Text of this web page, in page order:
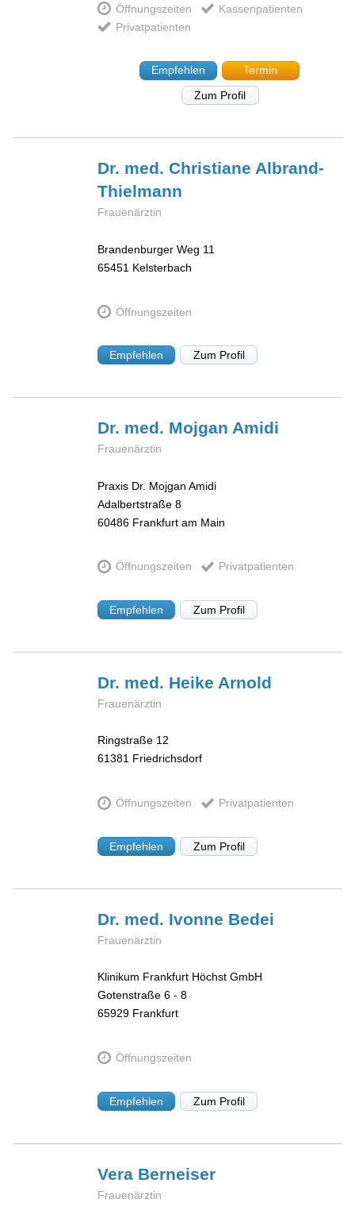
Öffnungszeiten
Kassenpatienten
Privatpatienten
Empfehlen
Termin
Zum Profil
Dr. med. Christiane Albrand-
Thielmann
Frauenärztin
Brandenburger Weg 11
65451 Kelsterbach
Öffnungszeiten
Empfehlen Zum Profil
Dr. med. Mojgan Amidi
Frauenärztin
Praxis Dr. Mojgan Amidi
Adalbertstraße 8
60486 Frankfurt am Main
Öffnungszeiten Privatpatienten
Empfehlen Zum Profil
Dr. med. Heike Arnold
Frauenärztin
Ringstraße 12
61381 Friedrichsdorf
Öffnungszeiten Privatpatienten
Empfehlen Zum Profil
Dr. med. Ivonne Bedei
Frauenärztin
Klinikum Frankfurt Höchst GmbH
Gotenstraße 6 - 8
65929 Frankfurt
Öffnungszeiten
Empfehlen Zum Profil
Vera Berneiser
Frauenärztin